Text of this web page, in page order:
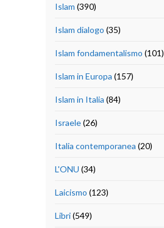
Islam (390)
Islam dialogo (35)
Islam fondamentalismo (101)
Islam in Europa (157)
Islam in Italia (84)
Israele(26)
Italia contemporanea (20)
L'ONU (34)
Laicismo (123)
Libri(549)